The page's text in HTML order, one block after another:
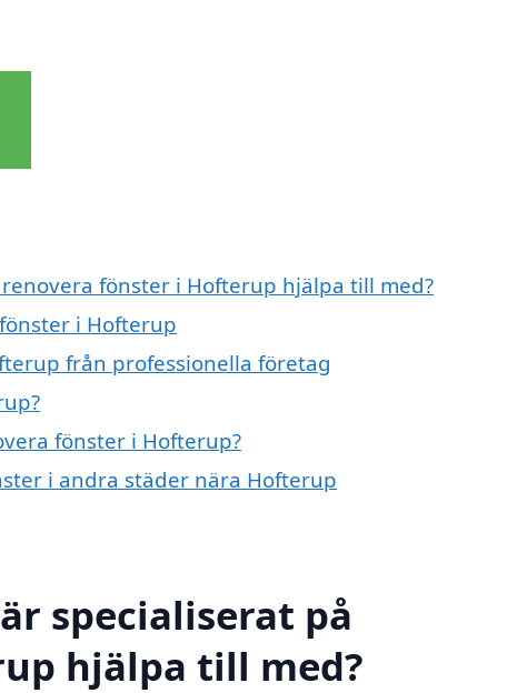
fönster i Hofterup hjälpa till med?
i Hofterup
från professionella företag
fönster i Hofterup?
i andra städer nära Hofterup
specialiserat på
hjälpa till med?